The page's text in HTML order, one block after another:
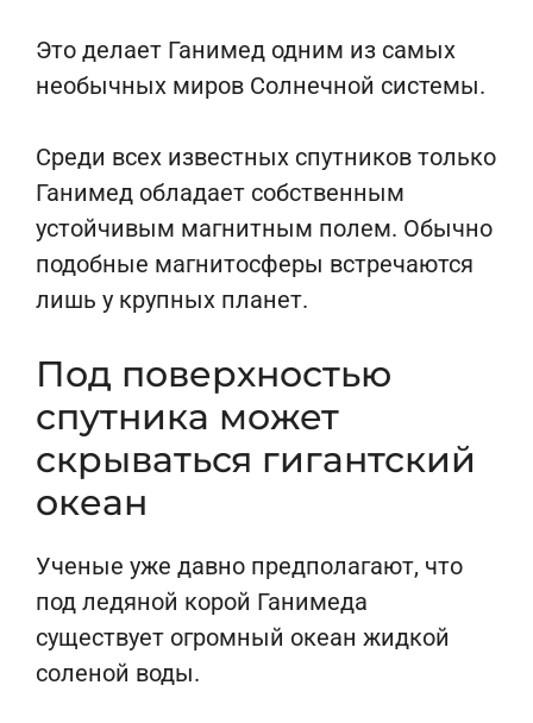
Это делает Ганимед одним из самых
необычных миров Солнечной системы.
Среди всех известных спутников только
Ганимед обладает собственным
устойчивым магнитным полем. Обычно
подобные магнитосферы встречаются
лишь у крупных планет.
Под поверхностью
спутника может
скрываться гигантский
океан
Ученые уже давно предполагают, что
под ледяной корой Ганимеда
существует огромный океан жидкой
соленой воды.